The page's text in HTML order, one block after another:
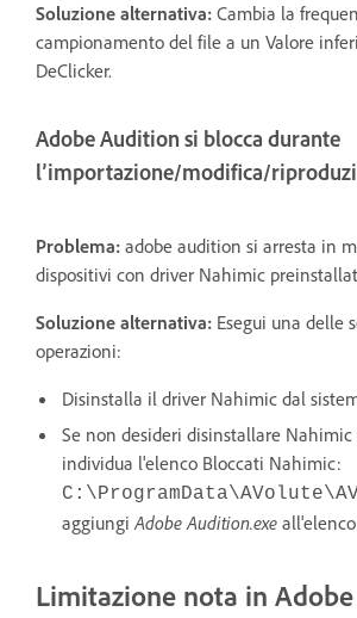
Soluzione alternativa: Cambia la
campionamento del file a un Valore
DeClicker.
Adobe Audition si blocca durante
l’importazione/modifica/
Problema: adobe audition si arresta in
dispositivi con driver Nahimic
Soluzione alternativa: Esegui una delle
operazioni:
Disinstalla il driver Nahimic dal
Se non desideri disinstallare Nahimic
individua l'elenco Bloccati Nahimic:
aggiungiAdobe Audition.exe
Limitazione nota in